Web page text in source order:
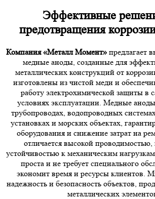
Эффективные
предотвращения
Компания «Металл Момент»предлагает
медные аноды, созданные для
металлических конструкций от
изготовлены из чистой меди и
работу электрохимической защиты в
условиях эксплуатации. Медные
трубопроводах, водопроводных
установках и морских объектах,
оборудования и снижение затрат на
отличается высокой
устойчивостью к механическим
проста и не требует специального
экономит время и ресурсы клиентов.
надежность и безопасность объектов,
металлических